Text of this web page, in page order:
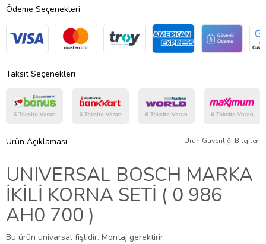
Ödeme Seçenekleri
Taksit Seçenekleri
Ürün Açıklaması Ürün Güvenliği Bilgileri
UNIVERSAL BOSCH MARKA
İKİLİ KORNA SETİ ( 0 986
AH0 700 )
Bu ürün univarsal fişlidir. Montaj gerektirir.